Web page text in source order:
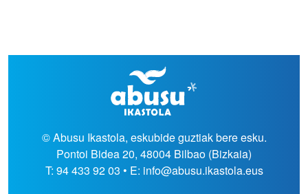
© Abusu Ikastola, eskubide guztiak bere esku.
Pontoi Bidea 20, 48004 Bilbao (Bizkaia)
T: 94 433 92 03 • E: info@abusu.ikastola.eus